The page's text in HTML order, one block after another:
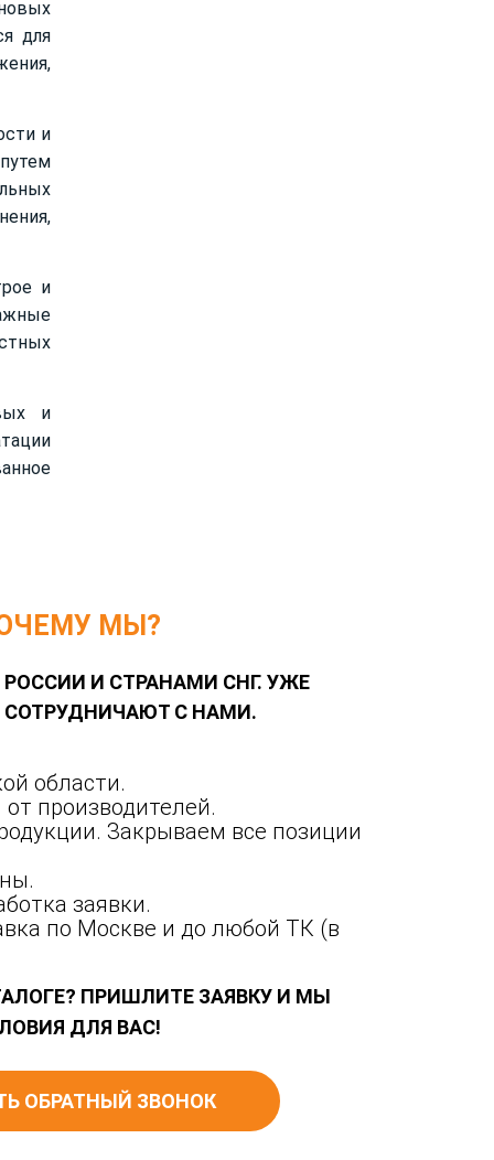
для
и
и
и
МЫ?
И СТРАНАМИ СНГ. УЖЕ
СОТРУДНИЧАЮТ С НАМИ.
области.
производителей.
Закрываем все позиции
заявки.
по Москве и до любой ТК (в
ПРИШЛИТЕ ЗАЯВКУ И МЫ
ДЛЯ ВАС!
ОБРАТНЫЙ ЗВОНОК